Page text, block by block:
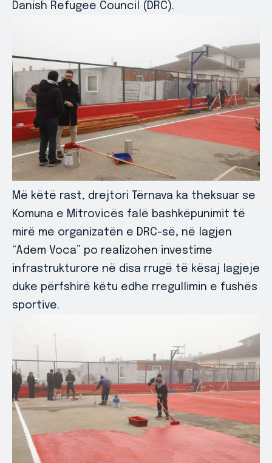
Danish Refugee Council (DRC).
Më këtë rast, drejtori Tërnava ka theksuar se
Komuna e Mitrovicës falë bashkëpunimit të
mirë me organizatën e DRC-së, në lagjen
“Adem Voca” po realizohen investime
infrastrukturore në disa rrugë të kësaj lagjeje
duke përfshirë këtu edhe rregullimin e fushës
sportive.